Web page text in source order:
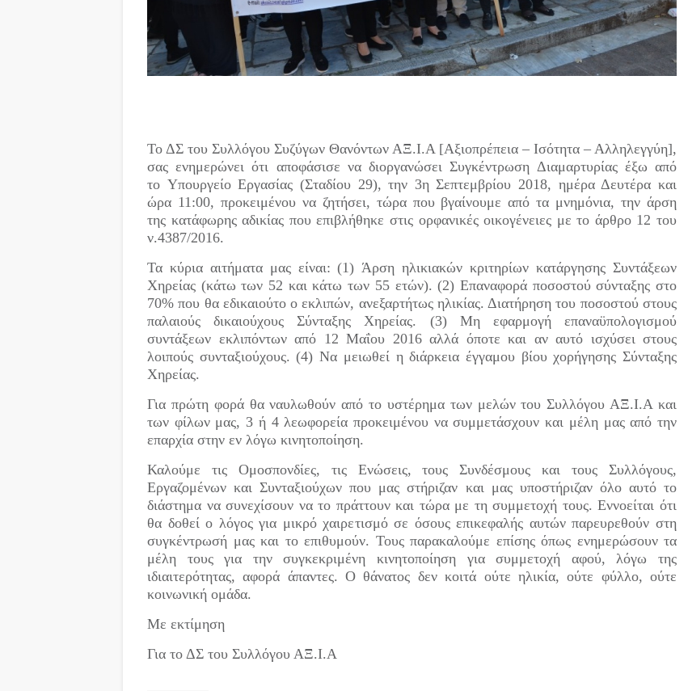
Το ΔΣ του Συλλόγου Συζύγων Θανόντων ΑΞ.Ι.Α [Αξιοπρέπεια – Ισότητα – Αλληλεγγύη],
σας ενημερώνει ότι αποφάσισε να διοργανώσει Συγκέντρωση Διαμαρτυρίας έξω από
το Υπουργείο Εργασίας (Σταδίου 29), την 3η Σεπτεμβρίου 2018, ημέρα Δευτέρα και
ώρα 11:00, προκειμένου να ζητήσει, τώρα που βγαίνουμε από τα μνημόνια, την άρση
της κατάφωρης αδικίας που επιβλήθηκε στις ορφανικές οικογένειες με το άρθρο 12 του
ν.4387/2016.
Τα κύρια αιτήματα μας είναι: (1) Άρση ηλικιακών κριτηρίων κατάργησης Συντάξεων
Χηρείας (κάτω των 52 και κάτω των 55 ετών). (2) Επαναφορά ποσοστού σύνταξης στο
70% που θα εδικαιούτο ο εκλιπών, ανεξαρτήτως ηλικίας. Διατήρηση του ποσοστού στους
παλαιούς δικαιούχους Σύνταξης Χηρείας. (3) Μη εφαρμογή επαναϋπολογισμού
συντάξεων εκλιπόντων από 12 Μαΐου 2016 αλλά όποτε και αν αυτό ισχύσει στους
λοιπούς συνταξιούχους. (4) Να μειωθεί η διάρκεια έγγαμου βίου χορήγησης Σύνταξης
Χηρείας.
Για πρώτη φορά θα ναυλωθούν από το υστέρημα των μελών του Συλλόγου ΑΞ.Ι.Α και
των φίλων μας, 3 ή 4 λεωφορεία προκειμένου να συμμετάσχουν και μέλη μας από την
επαρχία στην εν λόγω κινητοποίηση.
Καλούμε τις Ομοσπονδίες, τις Ενώσεις, τους Συνδέσμους και τους Συλλόγους,
Εργαζομένων και Συνταξιούχων που μας στήριζαν και μας υποστήριζαν όλο αυτό το
διάστημα να συνεχίσουν να το πράττουν και τώρα με τη συμμετοχή τους. Εννοείται ότι
θα δοθεί ο λόγος για μικρό χαιρετισμό σε όσους επικεφαλής αυτών παρευρεθούν στη
συγκέντρωσή μας και το επιθυμούν. Τους παρακαλούμε επίσης όπως ενημερώσουν τα
μέλη τους για την συγκεκριμένη κινητοποίηση για συμμετοχή αφού, λόγω της
ιδιαιτερότητας, αφορά άπαντες. Ο θάνατος δεν κοιτά ούτε ηλικία, ούτε φύλλο, ούτε
κοινωνική ομάδα.
Με εκτίμηση
Για το ΔΣ του Συλλόγου ΑΞ.Ι.Α